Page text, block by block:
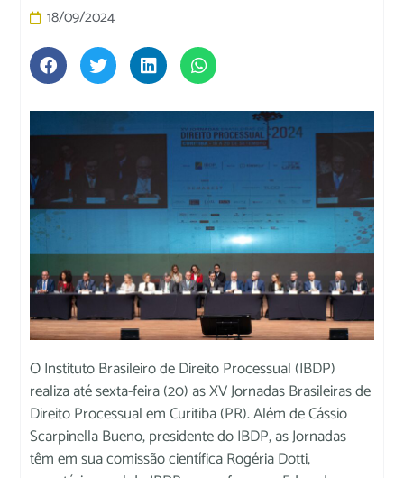
18/09/2024
O Instituto Brasileiro de Direito Processual (IBDP)
realiza até sexta-feira (20) as XV Jornadas Brasileiras de
Direito Processual em Curitiba (PR). Além de Cássio
Scarpinella Bueno, presidente do IBDP, as Jornadas
têm em sua comissão científica Rogéria Dotti,